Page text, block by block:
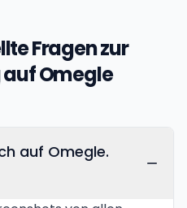
Fragen zur
auf Omegle
auf Omegle.